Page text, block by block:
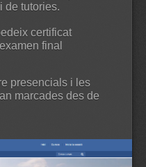
de tutories.
certificat
final
presencials i les
marcades des de